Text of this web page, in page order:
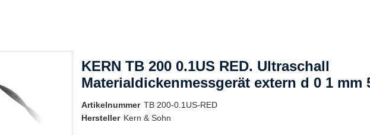
KERN TB 200 0.1US RED. Ultraschall
Materialdickenmessgerät extern d 0 1 mm
Artikelnummer TB 200-0.1US-RED
Hersteller Kern & Sohn